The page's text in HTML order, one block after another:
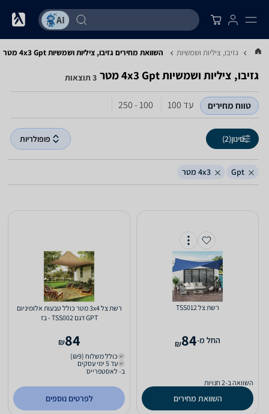
גזיבו, ציליות ושמשיות השוואת מחירים גזיבו, ציליות ושמשיות ‏Gpt ‏4x3 ‏מטר
גזיבו, ציליות ושמשיות ‏Gpt ‏4x3 ‏מטר 3 תוצאות
טווח מחירים עד 100 100 - 250
סינון(2) פופולריות
Gpt 4x3 מטר
‏רשת צל TSS012
‫החל מ-84
₪
השוואה ב-2 חנויות
השוואת מחירים
רשת צל 3x4 מטר כולל טבעות אלומיניום
GPT דגם TSS002 - בז
84
₪
כולל משלוח (₪9)
עד 5 ימי עסקים
ב- לאסטפרייס
לפרטים נוספים